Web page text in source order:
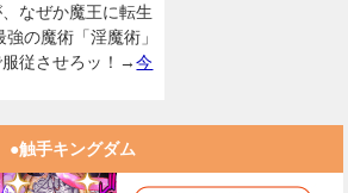
なぜか魔王に転生
の魔術「淫魔術」
服従させろッ！→今
●触手キングダム